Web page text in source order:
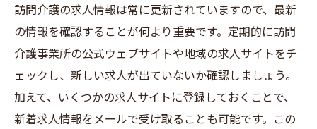
訪問介護の求人情報は常に更新されていますので、最新
の情報を確認することが何より重要です。定期的に訪問
介護事業所の公式ウェブサイトや地域の求人サイトをチ
ェックし、新しい求人が出ていないか確認しましょう。
加えて、いくつかの求人サイトに登録しておくことで、
新着求人情報をメールで受け取ることも可能です。この